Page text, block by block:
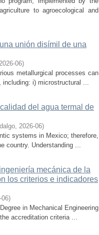
to agroecological and
unión disímil de una
06)
metallurgical processes can
i) microstructural ...
del agua termal de
, 2026-06)
systems in Mexico; therefore,
country. Understanding ...
mecánica de la
los criterios e indicadores
06)
in Mechanical Engineering
accreditation criteria ...